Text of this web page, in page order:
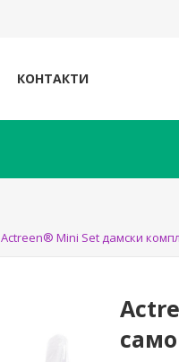
КОНТАКТИ
Actreen® Mini Set дамски